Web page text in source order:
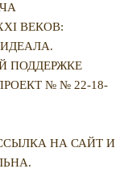
ВЕКОВ:
ПОДДЕРЖКЕ
№ № 22-18-
НА САЙТ И